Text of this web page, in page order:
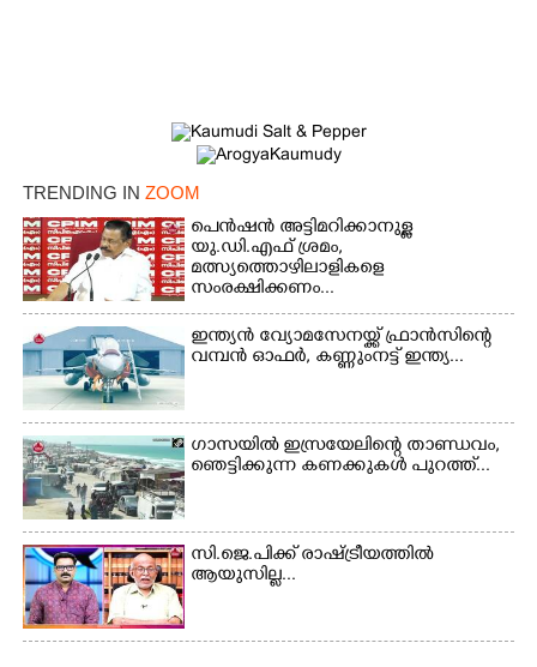
TRENDING IN ZOOM
പെൻഷൻ അട്ടിമറിക്കാനുള്ള
യു.ഡി.എഫ് ശ്രമം,
മത്സ്യത്തൊഴിലാളികളെ
സംരക്ഷിക്കണം...
ഇന്ത്യൻ വ്യോമസേനയ്ക്ക് ഫ്രാൻസിന്റെ
വമ്പൻ ഓഫർ, കണ്ണുംനട്ട് ഇന്ത്യ...
ഗാസയിൽ ഇസ്രയേലിന്റെ താണ്ഡവം,
ഞെട്ടിക്കുന്ന കണക്കുകൾ പുറത്ത്...
സി.ജെ.പിക്ക് രാഷ്ട്രീയത്തിൽ
ആയുസില്ല...
Copy Link